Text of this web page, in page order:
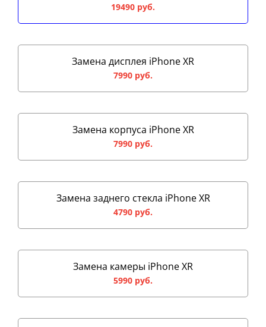
19490 руб.
Замена дисплея iPhone XR
7990 руб.
Замена корпуса iPhone XR
7990 руб.
Замена заднего стекла iPhone XR
4790 руб.
Замена камеры iPhone XR
5990 руб.